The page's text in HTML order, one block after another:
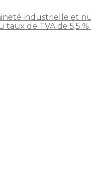
industrielle et
de TVA de 5,5